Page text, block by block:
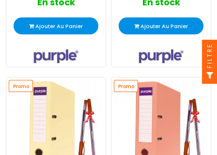
Ajouter Au Panier Ajouter Au Panier
Promo
Promo Promo
Promo
FILTRE